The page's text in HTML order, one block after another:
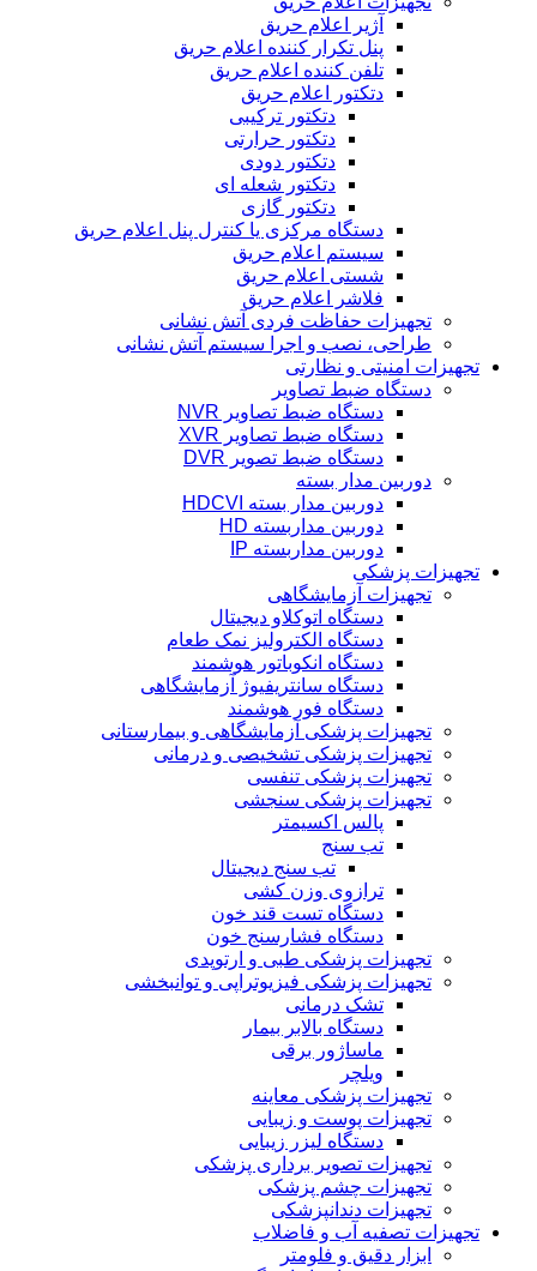
آژیر اعلام حریق
پنل تکرار کننده اعلام حریق
تلفن کننده اعلام حریق
دتکتور اعلام حریق
دتکتور ترکیبی
دتکتور حرارتی
دتکتور دودی
دتکتور شعله ای
دتکتور گازی
دستگاه مرکزی یا کنترل پنل اعلام حریق
سیستم اعلام حریق
شستی اعلام حریق
فلاشر اعلام حریق
تجهیزات حفاظت فردی آتش نشانی
طراحی، نصب و اجرا سیستم آتش نشانی
تجهیزات امنیتی و نظارتی
دستگاه ضبط تصاویر
دستگاه ضبط تصاویر NVR
دستگاه ضبط تصاویر XVR
دستگاه ضبط تصویر DVR
دوربین مدار بسته
دوربین مدار بسته HDCVI
دوربین مداربسته HD
دوربین مداربسته IP
تجهیزات پزشکی
تجهیزات آزمایشگاهی
دستگاه اتوکلاو دیجیتال
دستگاه الکترولیز نمک طعام
دستگاه انکوباتور هوشمند
دستگاه سانتریفیوژ آزمایشگاهی
دستگاه فور هوشمند
تجهیزات پزشکی آزمایشگاهی و بیمارستانی
تجهیزات پزشکی تشخیصی و درمانی
تجهیزات پزشکی تنفسی
تجهیزات پزشکی سنجشی
پالس اکسیمتر
تب سنج
تب سنج دیجیتال
ترازوی وزن کشی
دستگاه تست قند خون
دستگاه فشارسنج خون
تجهیزات پزشکی طبی و ارتوپدی
تجهیزات پزشکی فیزیوتراپی و توانبخشی
تشک درمانی
دستگاه بالابر بیمار
ماساژور برقی
ویلچر
تجهیزات پزشکی معاینه
تجهیزات پوست و زیبایی
دستگاه لیزر زیبایی
تجهیزات تصویر برداری پزشکی
تجهیزات چشم پزشکی
تجهیزات دندانپزشکی
تجهیزات تصفیه آب و فاضلاب
ابزار دقیق و فلومتر